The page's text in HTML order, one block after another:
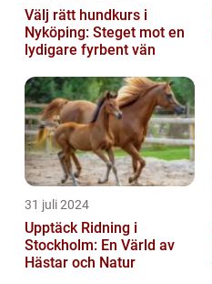
Välj rätt hundkurs i
Nyköping: Steget mot en
lydigare fyrbent vän
31 juli 2024
Upptäck Ridning i
Stockholm: En Värld av
Hästar och Natur